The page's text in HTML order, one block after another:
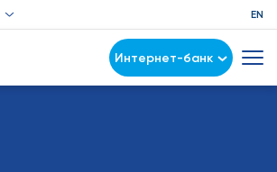
EN
Интернет-банк